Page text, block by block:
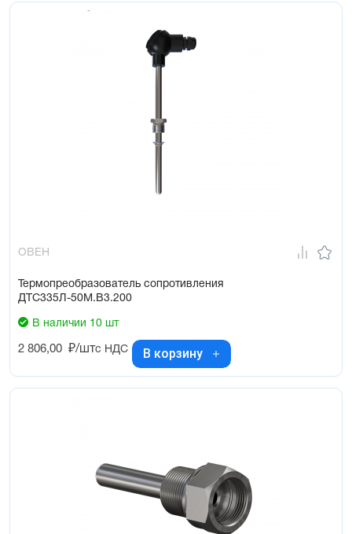
ОВЕН
Термопреобразователь сопротивления
ДТС335Л-50М.В3.200
В наличии 10 шт
2 806,00 ₽/штс НДС В корзину